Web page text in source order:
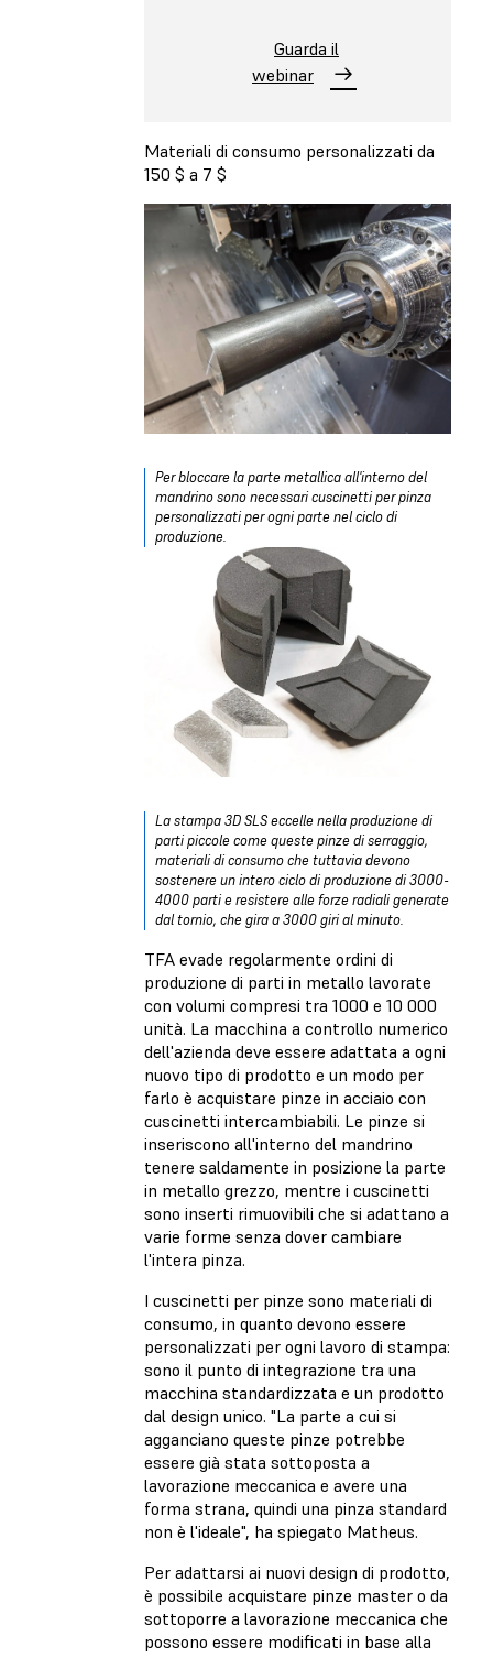
Guarda il
webinar
Materiali di consumo personalizzati da
150 $ a 7 $
Per bloccare la parte metallica all'interno del
mandrino sono necessari cuscinetti per pinza
personalizzati per ogni parte nel ciclo di
produzione.
La stampa 3D SLS eccelle nella produzione di
parti piccole come queste pinze di serraggio,
materiali di consumo che tuttavia devono
sostenere un intero ciclo di produzione di 3000-
4000 parti e resistere alle forze radiali generate
dal tornio, che gira a 3000 giri al minuto.
TFA evade regolarmente ordini di
produzione di parti in metallo lavorate
con volumi compresi tra 1000 e 10 000
unità. La macchina a controllo numerico
dell'azienda deve essere adattata a ogni
nuovo tipo di prodotto e un modo per
farlo è acquistare pinze in acciaio con
cuscinetti intercambiabili. Le pinze si
inseriscono all'interno del mandrino
tenere saldamente in posizione la parte
in metallo grezzo, mentre i cuscinetti
sono inserti rimuovibili che si adattano a
varie forme senza dover cambiare
l'intera pinza.
I cuscinetti per pinze sono materiali di
consumo, in quanto devono essere
personalizzati per ogni lavoro di stampa:
sono il punto di integrazione tra una
macchina standardizzata e un prodotto
dal design unico. "La parte a cui si
agganciano queste pinze potrebbe
essere già stata sottoposta a
lavorazione meccanica e avere una
forma strana, quindi una pinza standard
non è l'ideale", ha spiegato Matheus.
Per adattarsi ai nuovi design di prodotto,
è possibile acquistare pinze master o da
sottoporre a lavorazione meccanica che
possono essere modificati in base alla